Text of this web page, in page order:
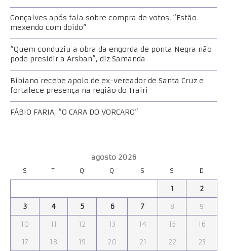
Gonçalves após fala sobre compra de votos: “Estão
mexendo com doido”
“Quem conduziu a obra da engorda de ponta Negra não
pode presidir a Arsban”, diz Samanda
Bibiano recebe apoio de ex-vereador de Santa Cruz e
fortalece presença na região do Trairi
FÁBIO FARIA, “O CARA DO VORCARO”
agosto 2026
S T Q Q S S D
1
2
3
4 5 6 7 8
9
10
11 12 13 14 15
16
17
18 19 20 21 22
23